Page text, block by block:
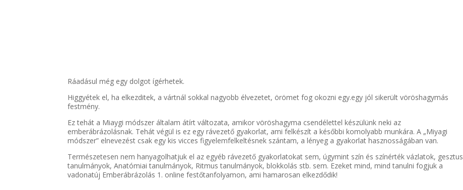
Ráadásul még egy dolgot ígérhetek.
Higgyétek el, ha elkezditek, a vártnál sokkal nagyobb élvezetet, örömet fog okozni egy.egy jól sikerült vöröshagymás
festmény.
Ez tehát a Miaygi módszer általam átírt változata, amikor vöröshagyma csendélettel készülünk neki az
emberábrázolásnak. Tehát végül is ez egy rávezető gyakorlat, ami felkészít a későbbi komolyabb munkára. A „Miyagi
módszer” elnevezést csak egy kis vicces figyelemfelkeltésnek szántam, a lényeg a gyakorlat hasznosságában van.
Természetesen nem hanyagolhatjuk el az egyéb rávezető gyakorlatokat sem, úgymint szín és színérték vázlatok, gesztus
tanulmányok, Anatómiai tanulmányok, Ritmus tanulmányok, blokkolás stb. sem. Ezeket mind, mind tanulni fogjuk a
vadonatúj Emberábrázolás 1. online festőtanfolyamon, ami hamarosan elkezdődik!